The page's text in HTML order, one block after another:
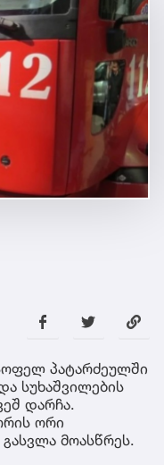
პატარძეულში
სუხაშვილების
დარჩა.
ორი
მოასწრეს.